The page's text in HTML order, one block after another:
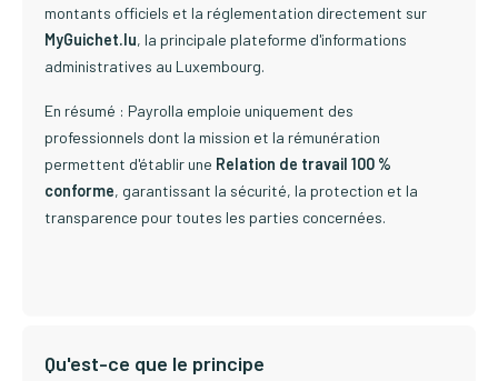
montants officiels et la réglementation directement sur
MyGuichet.lu, la principale plateforme d'informations
administratives au Luxembourg.
En résumé : Payrolla emploie uniquement des
professionnels dont la mission et la rémunération
permettent d'établir une Relation de travail 100 %
conforme, garantissant la sécurité, la protection et la
transparence pour toutes les parties concernées.
Qu'est-ce que le principe